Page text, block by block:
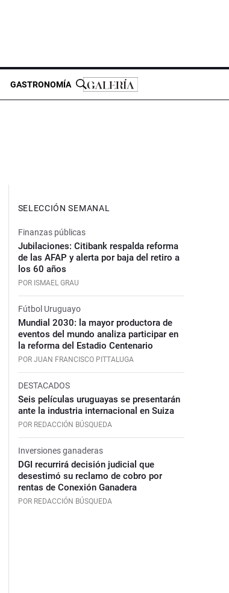
GASTRONOMÍA
SELECCIÓN SEMANAL
Finanzas públicas
Jubilaciones: Citibank respalda reforma
de las AFAP y alerta por baja del retiro a
los 60 años
POR ISMAEL GRAU
Fútbol Uruguayo
Mundial 2030: la mayor productora de
eventos del mundo analiza participar en
la reforma del Estadio Centenario
POR JUAN FRANCISCO PITTALUGA
DESTACADOS
Seis películas uruguayas se presentarán
ante la industria internacional en Suiza
POR REDACCIÓN BÚSQUEDA
Inversiones ganaderas
DGI recurrirá decisión judicial que
desestimó su reclamo de cobro por
rentas de Conexión Ganadera
POR REDACCIÓN BÚSQUEDA